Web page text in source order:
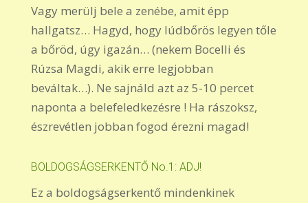
Vagy merülj bele a zenébe, amit épp
hallgatsz… Hagyd, hogy lúdbőrös legyen tőle
a bőröd, úgy igazán… (nekem Bocelli és
Rúzsa Magdi, akik erre legjobban
beváltak…). Ne sajnáld azt az 5-10 percet
naponta a belefeledkezésre ! Ha rászoksz,
észrevétlen jobban fogod érezni magad!
BOLDOGSÁGSERKENTŐ No.1: ADJ!
Ez a boldogságserkentő mindenkinek